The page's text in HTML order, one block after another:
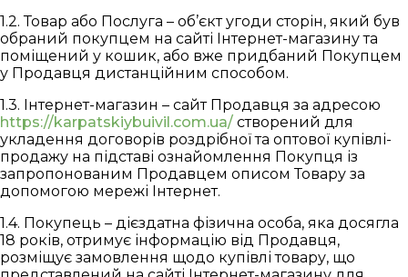
1.2. Товар або Послуга – об’єкт угоди сторін, який був
обраний покупцем на сайті Інтернет-магазину та
поміщений у кошик, або вже придбаний Покупцем
у Продавця дистанційним способом.
1.3. Інтернет-магазин – сайт Продавця за адресою
https://karpatskiybuivil.com.ua/ створений для
укладення договорів роздрібної та оптової купівлі-
продажу на підставі ознайомлення Покупця із
запропонованим Продавцем описом Товару за
допомогою мережі Інтернет.
1.4. Покупець – дієздатна фізична особа, яка досягла
18 років, отримує інформацію від Продавця,
розміщує замовлення щодо купівлі товару, що